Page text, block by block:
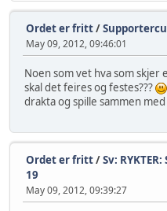
Ordet er fritt/
May 09, 2012, 09:46:01
Noen som vet hva som skjer
skal det feires og festes???
drakta og spille sammen
Ordet er fritt/Sv:
19
May 09, 2012, 09:39:27